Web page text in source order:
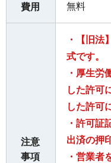
費用 無料
注意
事項
・【旧法
式です。
・厚生労
した許可
した許可
・許可証
出済の押
・営業者